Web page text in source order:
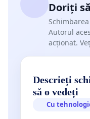
Doriți
Autorul
acționat.
Descrieți
să o vedeți
Cu